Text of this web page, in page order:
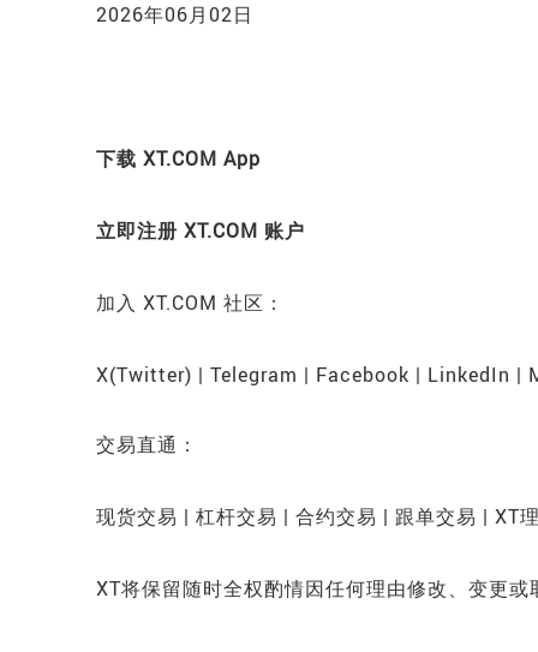
2026年06月02日
下载 XT.COM App
立即注册 XT.COM 账户
加入 XT.COM 社区：
X(Twitter) | Telegram | Facebook | LinkedIn |
交易直通：
现货交易 | 杠杆交易 | 合约交易 | 跟单交易 | XT
XT将保留随时全权酌情因任何理由修改、变更